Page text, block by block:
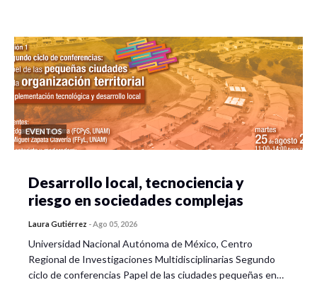
EVENTOS
Desarrollo local, tecnociencia y
riesgo en sociedades complejas
Laura Gutiérrez -Ago 05, 2026
Universidad Nacional Autónoma de México, Centro
Regional de Investigaciones Multidisciplinarias Segundo
ciclo de conferencias Papel de las ciudades pequeñas en…